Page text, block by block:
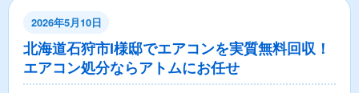
2026年5月10日
北海道石狩市I様邸でエアコンを実質無料回収！
エアコン処分ならアトムにお任せ